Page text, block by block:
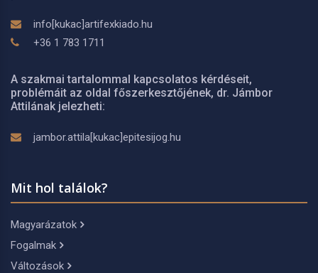
info[kukac]artifexkiado.hu
+36 1 783 1711
A szakmai tartalommal kapcsolatos kérdéseit,
problémáit az oldal főszerkesztőjének, dr. Jámbor
Attilának jelezheti:
jambor.attila[kukac]epitesijog.hu
Mit hol találok?
Magyarázatok
Fogalmak
Változások